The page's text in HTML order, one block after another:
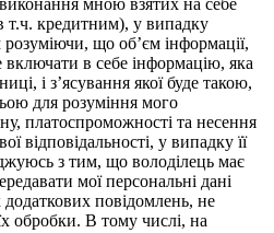
т.ч. кредитним), у випадку
що об’єм інформації,
включати в себе інформацію, яка
і з’ясування якої буде такою,
для розуміння мого
платоспроможності та несення
відповідальності, у випадку її
з тим, що володілець має
мої персональні дані
додаткових повідомлень, не
обробки. В тому числі, на